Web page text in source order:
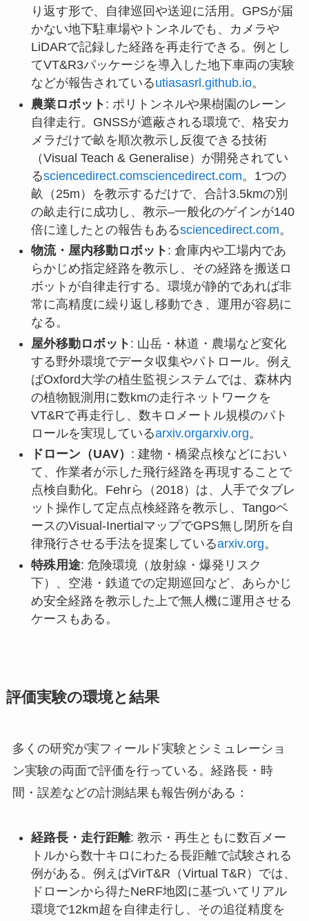
り返す形で、自律巡回や送迎に活用。GPSが届
かない地下駐車場やトンネルでも、カメラや
LiDARで記録した経路を再走行できる。例とし
てVT&R3パッケージを導入した地下車両の実験
などが報告されているutiasasrl.github.io。
農業ロボット : ポリトンネルや果樹園のレーン
自律走行。GNSSが遮蔽される環境で、格安カ
メラだけで畝を順次教示し反復できる技術
（Visual Teach & Generalise）が開発されてい
るsciencedirect.comsciencedirect.com。1つの
畝（25m）を教示するだけで、合計3.5kmの別
の畝走行に成功し、教示–一般化のゲインが140
倍に達したとの報告もあるsciencedirect.com。
物流・屋内移動ロボット : 倉庫内や工場内であ
らかじめ指定経路を教示し、その経路を搬送ロ
ボットが自律走行する。環境が静的であれば非
常に高精度に繰り返し移動でき、運用が容易に
なる。
屋外移動ロボット : 山岳・林道・農場など変化
する野外環境でデータ収集やパトロール。例え
ばOxford大学の植生監視システムでは、森林内
の植物観測用に数kmの走行ネットワークを
VT&Rで再走行し、数キロメートル規模のパト
ロールを実現しているarxiv.orgarxiv.org。
ドローン（UAV） : 建物・橋梁点検などにおい
て、作業者が示した飛行経路を再現することで
点検自動化。Fehrら（2018）は、人手でタブレ
ット操作して定点点検経路を教示し、Tangoベ
ースのVisual-InertialマップでGPS無し閉所を自
律飛行させる手法を提案しているarxiv.org。
特殊用途: 危険環境（放射線・爆発リスク
下）、空港・鉄道での定期巡回など、あらかじ
め安全経路を教示した上で無人機に運用させる
ケースもある。
評価実験の環境と結果
多くの研究が実フィールド実験とシミュレーショ
ン実験の両面で評価を行っている。経路長・時
間・誤差などの計測結果も報告例がある：
経路長・走行距離: 教示・再生ともに数百メー
トルから数十キロにわたる長距離で試験される
例がある。例えばVirT&R（Virtual T&R）では、
ドローンから得たNeRF地図に基づいてリアル
環境で12km超を自律走行し、その追従精度を